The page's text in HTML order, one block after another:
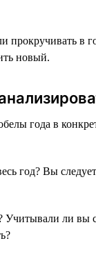
прокручивать в
новый.
года в
год? Вы
Учитывали ли